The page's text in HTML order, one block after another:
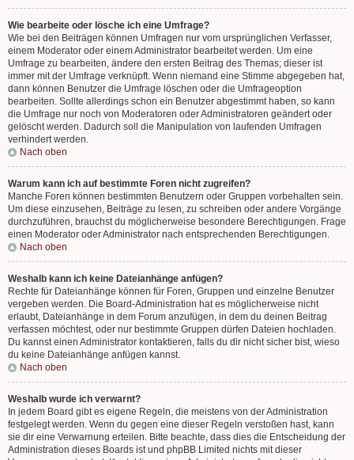
Wie bearbeite oder lösche ich eine Umfrage?
Wie bei den Beiträgen können Umfragen nur vom ursprünglichen Verfasser,
einem Moderator oder einem Administrator bearbeitet werden. Um eine
Umfrage zu bearbeiten, ändere den ersten Beitrag des Themas; dieser ist
immer mit der Umfrage verknüpft. Wenn niemand eine Stimme abgegeben hat,
dann können Benutzer die Umfrage löschen oder die Umfrageoption
bearbeiten. Sollte allerdings schon ein Benutzer abgestimmt haben, so kann
die Umfrage nur noch von Moderatoren oder Administratoren geändert oder
gelöscht werden. Dadurch soll die Manipulation von laufenden Umfragen
verhindert werden.
Nach oben
Warum kann ich auf bestimmte Foren nicht zugreifen?
Manche Foren können bestimmten Benutzern oder Gruppen vorbehalten sein.
Um diese einzusehen, Beiträge zu lesen, zu schreiben oder andere Vorgänge
durchzuführen, brauchst du möglicherweise besondere Berechtigungen. Frage
einen Moderator oder Administrator nach entsprechenden Berechtigungen.
Nach oben
Weshalb kann ich keine Dateianhänge anfügen?
Rechte für Dateianhänge können für Foren, Gruppen und einzelne Benutzer
vergeben werden. Die Board-Administration hat es möglicherweise nicht
erlaubt, Dateianhänge in dem Forum anzufügen, in dem du deinen Beitrag
verfassen möchtest, oder nur bestimmte Gruppen dürfen Dateien hochladen.
Du kannst einen Administrator kontaktieren, falls du dir nicht sicher bist, wieso
du keine Dateianhänge anfügen kannst.
Nach oben
Weshalb wurde ich verwarnt?
In jedem Board gibt es eigene Regeln, die meistens von der Administration
festgelegt werden. Wenn du gegen eine dieser Regeln verstoßen hast, kann
sie dir eine Verwarnung erteilen. Bitte beachte, dass dies die Entscheidung der
Administration dieses Boards ist und phpBB Limited nichts mit dieser